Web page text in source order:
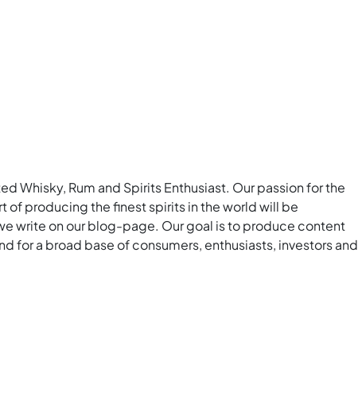
Whisky, Rum and Spirits Enthusiast. Our passion for the
of producing the finest spirits in the world will be
write on our blog-page. Our goal is to produce content
for a broad base of consumers, enthusiasts, investors and